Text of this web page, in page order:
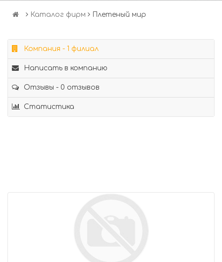
Каталог фирм Плетеный мир
Компания - 1 филиал
Написать в компанию
Отзывы - 0 отзывов
Статистика